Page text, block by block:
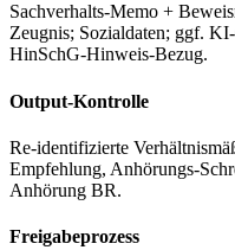
Sachverhalts-Memo +
Zeugnis; Sozialdaten; ggf.
HinSchG-Hinweis-Bezug.
Output-Kontrolle
Re-identifizierte
Empfehlung, Anhörungs-
Anhörung BR.
Freigabeprozess